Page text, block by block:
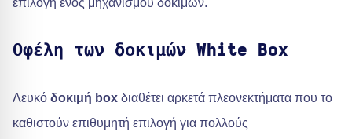
επιλογή ενός μηχανισμού δοκιμών.
Οφέλη των δοκιμών White Box
Λευκό δοκιμή box διαθέτει αρκετά πλεονεκτήματα που το
καθιστούν επιθυμητή επιλογή για πολλούς